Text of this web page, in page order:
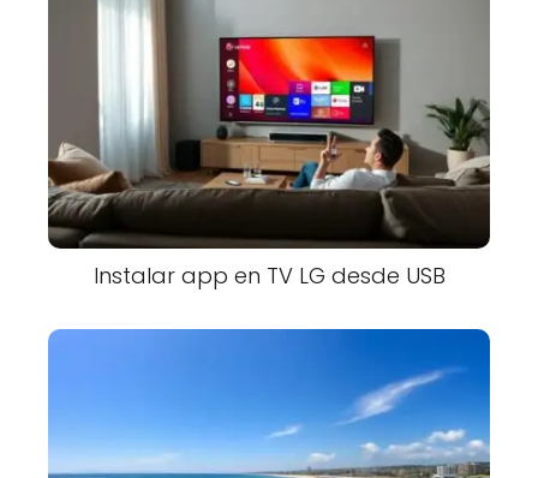
Instalar app en TV LG desde USB